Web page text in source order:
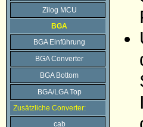
Zilog MCU
BGA
BGA Einführung
BGA Converter
BGA Bottom
BGA/LGA Top
Zusätzliche Converter:
cab